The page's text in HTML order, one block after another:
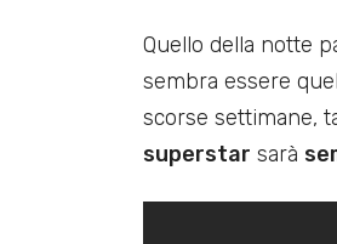
Quello della notte
sembra essere
scorse settimane,
superstar sarà